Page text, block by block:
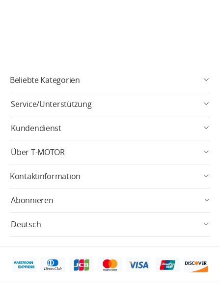
Beliebte Kategorien
Service/Unterstützung
Kundendienst
Über T-MOTOR
Kontaktinformation
Abonnieren
Deutsch